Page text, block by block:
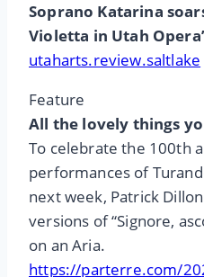
Soprano Katarina
Violetta in Utah
utaharts.review.saltlake
Feature
All the lovely things
To celebrate the 100th
performances of
next week, Patrick
versions of “Signore,
on an Aria.
https://parterre.com/